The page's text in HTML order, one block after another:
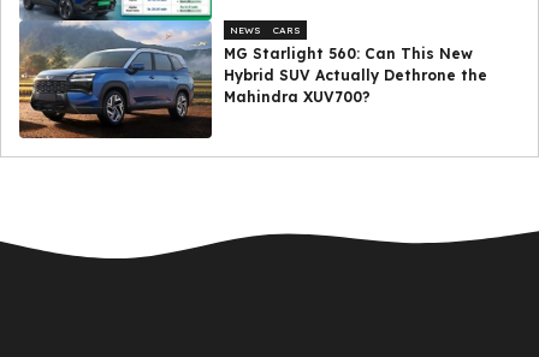
NEWS CARS
MG Starlight 560: Can This New
Hybrid SUV Actually Dethrone the
Mahindra XUV700?